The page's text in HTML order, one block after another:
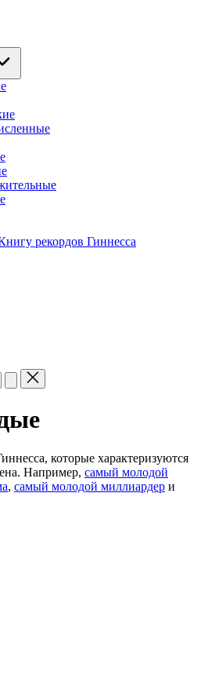
рекордов Гиннесса
которые характеризуются
Например, самый молодой
, самый молодой миллиардер и